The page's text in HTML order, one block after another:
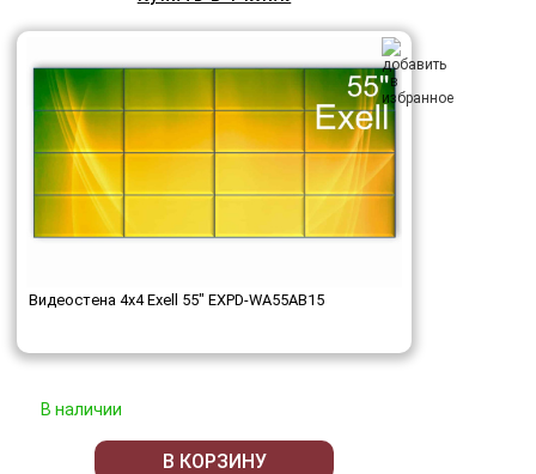
Видеостена 4x4 Exell 55" EXPD-WA55AB15
В наличии
В КОРЗИНУ